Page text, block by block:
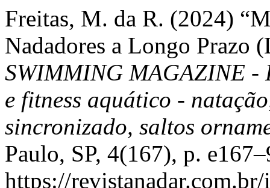
Freitas, M. da R. (2024)
Nadadores a Longo Prazo
SWIMMING MAGAZINE -
e fitness aquático -
sincronizado, saltos
Paulo, SP, 4(167), p.
https://